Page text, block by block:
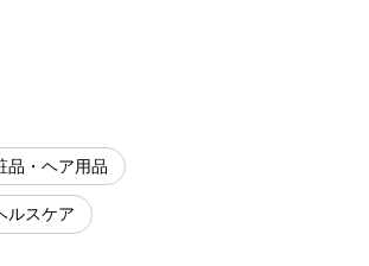
品・ヘア用品
ルスケア